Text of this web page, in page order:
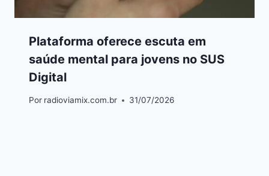
Plataforma oferece escuta em
saúde mental para jovens no SUS
Digital
Por radioviamix.com.br 31/07/2026